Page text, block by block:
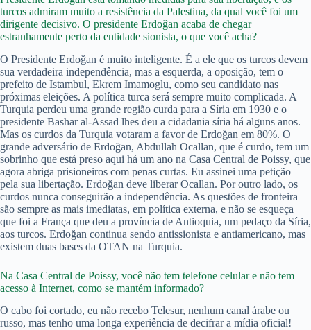
turcos admiram muito a resistência da Palestina, da qual você foi um
dirigente decisivo. O presidente Erdoğan acaba de chegar
estranhamente perto da entidade sionista, o que você acha?
O Presidente Erdoğan é muito inteligente. É a ele que os turcos devem
sua verdadeira independência, mas a esquerda, a oposição, tem o
prefeito de Istambul, Ekrem Imamoglu, como seu candidato nas
próximas eleições. A política turca será sempre muito complicada. A
Turquia perdeu uma grande região curda para a Síria em 1930 e o
presidente Bashar al-Assad lhes deu a cidadania síria há alguns anos.
Mas os curdos da Turquia votaram a favor de Erdoğan em 80%. O
grande adversário de Erdoğan, Abdullah Ocallan, que é curdo, tem um
sobrinho que está preso aqui há um ano na Casa Central de Poissy, que
agora abriga prisioneiros com penas curtas. Eu assinei uma petição
pela sua libertação. Erdoğan deve liberar Ocallan. Por outro lado, os
curdos nunca conseguirão a independência. As questões de fronteira
são sempre as mais imediatas, em política externa, e não se esqueça
que foi a França que deu a província de Antioquia, um pedaço da Síria,
aos turcos. Erdoğan continua sendo antissionista e antiamericano, mas
existem duas bases da OTAN na Turquia.
Na Casa Central de Poissy, você não tem telefone celular e não tem
acesso à Internet, como se mantém informado?
O cabo foi cortado, eu não recebo Telesur, nenhum canal árabe ou
russo, mas tenho uma longa experiência de decifrar a mídia oficial!